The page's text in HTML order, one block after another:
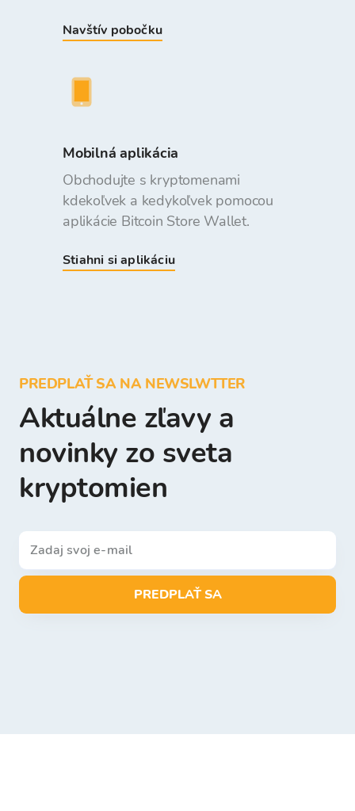
Navštív pobočku
Mobilná aplikácia
Obchodujte s kryptomenami
kdekoľvek a kedykoľvek pomocou
aplikácie Bitcoin Store Wallet.
Stiahni si aplikáciu
PREDPLAŤ SA NA NEWSLWTTER
Aktuálne zľavy a
novinky zo sveta
kryptomien
PREDPLAŤ SA